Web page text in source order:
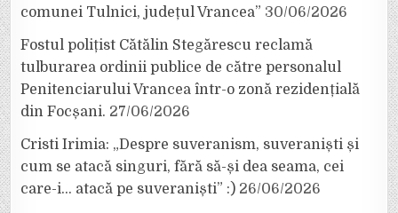
comunei Tulnici, județul Vrancea” 30/06/2026
Fostul polițist Cătălin Stegărescu reclamă
tulburarea ordinii publice de către personalul
Penitenciarului Vrancea într-o zonă rezidențială
din Focșani. 27/06/2026
Cristi Irimia: „Despre suveranism, suveraniști și
cum se atacă singuri, fără să-și dea seama, cei
care-i… atacă pe suveraniști” :) 26/06/2026